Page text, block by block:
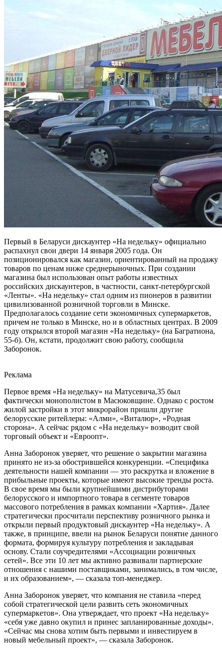
Первый в Беларуси дискаунтер «На недельку» официально
распахнул свои двери 14 января 2005 года. Он
позиционировался как магазин, ориентированный на продажу
товаров по ценам ниже среднерыночных. При создании
магазина был использован опыт работы известных
российских дискаунтеров, в частности, санкт-петербургской
«Ленты». «На недельку» стал одним из пионеров в развитии
цивилизованной розничной торговли в Минске.
Предполагалось создание сети экономичных супермаркетов,
причем не только в Минске, но и в областных центрах. В 2009
году открылся второй магазин «На недельку» (на Багратиона,
55-б). Он, кстати, продолжит свою работу, сообщила
Заборонок.
Реклама
Первое время «На недельку» на Матусевича,35 был
фактически монополистом в Масюковщине. Однако с ростом
жилой застройки в этот микрорайон пришли другие
белорусские ритейлеры: «Алми», «Виталюр», «Родная
сторона». А сейчас рядом с «На недельку» возводит свой
торговый объект и «Евроопт».
Анна Заборонок уверяет, что решение о закрытии магазина
принято не из-за обострившейся конкуренции. «Специфика
деятельности нашей компании — это раскрутка и вложение в
прибыльные проекты, которые имеют высокие тренды роста.
В свое время мы были крупнейшими дистрибуторами
белорусского и импортного товара в сегменте товаров
массового потребления в рамках компании «Хартия». Далее
стратегически просчитали перспективу розничного рынка и
открыли первый продуктовый дискаунтер «На недельку». А
также, в принципе, ввели на рынок Беларуси понятие данного
формата, формируя культуру потребления и закладывая
основу. Стали соучредителями «Ассоциации розничных
сетей». Все эти 10 лет мы активно развивали партнерские
отношения с нашими поставщиками, занимались, в том числе,
и их образованием», — сказала топ-менеджер.
Анна Заборонок уверяет, что компания не ставила «перед
собой стратегической цели развить сеть экономичных
супермаркетов». Она утверждает, что проект «На недельку»
«себя уже давно окупил и принес запланированные доходы».
«Сейчас мы снова хотим быть первыми и инвестируем в
новый мебельный проект», — сказала Заборонок.